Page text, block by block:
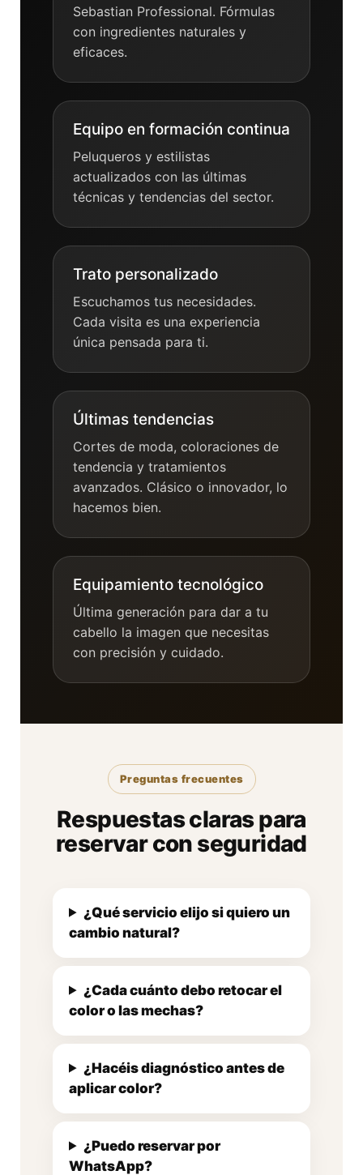
Sebastian Professional. Fórmulas
con ingredientes naturales y
eficaces.
Equipo en formación continua
Peluqueros y estilistas
actualizados con las últimas
técnicas y tendencias del sector.
Trato personalizado
Escuchamos tus necesidades.
Cada visita es una experiencia
única pensada para ti.
Últimas tendencias
Cortes de moda, coloraciones de
tendencia y tratamientos
avanzados. Clásico o innovador, lo
hacemos bien.
Equipamiento tecnológico
Última generación para dar a tu
cabello la imagen que necesitas
con precisión y cuidado.
Preguntas frecuentes
Respuestas claras para
reservar con seguridad
¿Qué servicio elijo si quiero un
cambio natural?
¿Cada cuánto debo retocar el
color o las mechas?
¿Hacéis diagnóstico antes de
aplicar color?
¿Puedo reservar por
WhatsApp?